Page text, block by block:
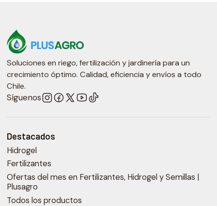
Soluciones en riego, fertilización y jardinería para un
crecimiento óptimo. Calidad, eficiencia y envíos a todo
Chile.
Síguenos
Destacados
Hidrogel
Fertilizantes
Ofertas del mes en Fertilizantes, Hidrogel y Semillas |
Plusagro
Todos los productos